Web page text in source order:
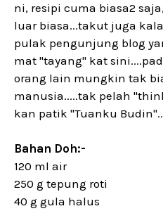
ni, resipi cuma biasa2
luar biasa...takut juga
pulak pengunjung blog
mat "tayang" kat
orang lain mungkin tak
manusia.....tak pelah
kan patik "Tuanku
Bahan Doh:-
120 ml air
250 g tepung roti
40 g gula halus